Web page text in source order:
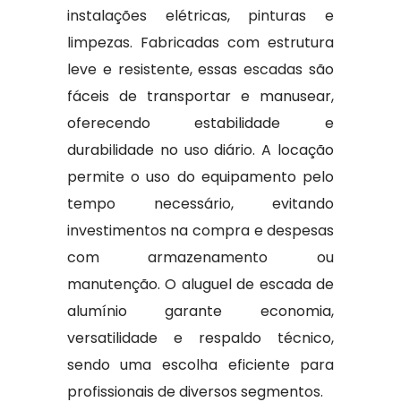
instalações elétricas, pinturas e
limpezas. Fabricadas com estrutura
leve e resistente, essas escadas são
fáceis de transportar e manusear,
oferecendo estabilidade e
durabilidade no uso diário. A locação
permite o uso do equipamento pelo
tempo necessário, evitando
investimentos na compra e despesas
com armazenamento ou
manutenção. O aluguel de escada de
alumínio garante economia,
versatilidade e respaldo técnico,
sendo uma escolha eficiente para
profissionais de diversos segmentos.